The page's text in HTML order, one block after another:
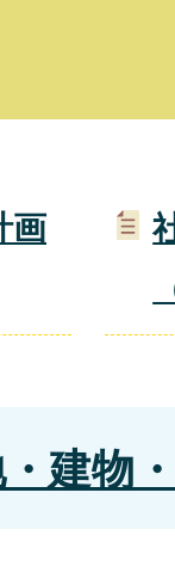
画
建物